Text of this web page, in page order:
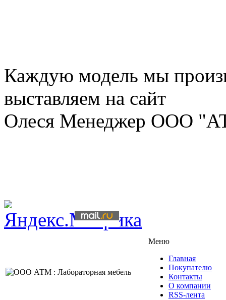
Каждую модель мы
выставляем на сайт
Олеся Менеджер ООО
Меню
Главная
Покупателю
Контакты
О компании
RSS-лента